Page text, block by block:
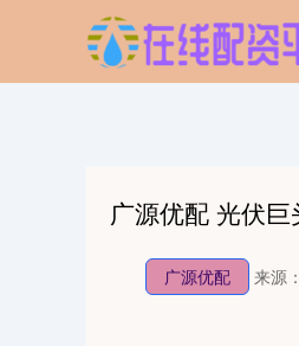
广源优配 光伏
广源优配 来源